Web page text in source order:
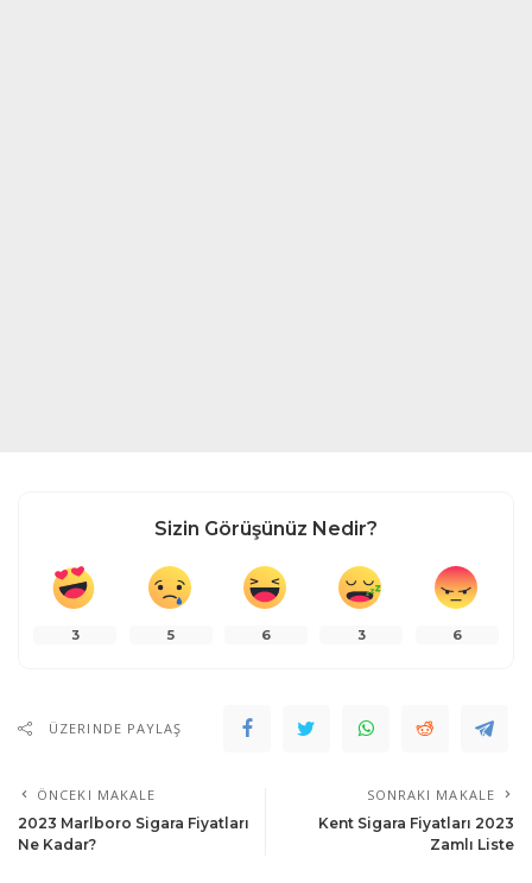
Sizin Görüşünüz Nedir?
3 5 6 3 6
ÜZERINDE PAYLAŞ
ÖNCEKI MAKALE
2023 Marlboro Sigara Fiyatları
Ne Kadar?
SONRAKI MAKALE
Kent Sigara Fiyatları 2023
Zamlı Liste